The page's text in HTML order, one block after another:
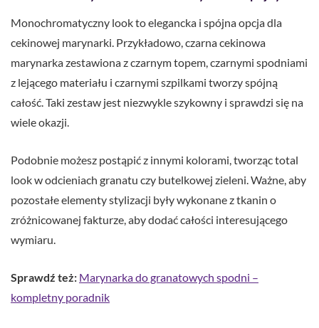
Monochromatyczny look to elegancka i spójna opcja dla
cekinowej marynarki. Przykładowo, czarna cekinowa
marynarka zestawiona z czarnym topem, czarnymi spodniami
z lejącego materiału i czarnymi szpilkami tworzy spójną
całość. Taki zestaw jest niezwykle szykowny i sprawdzi się na
wiele okazji.
Podobnie możesz postąpić z innymi kolorami, tworząc total
look w odcieniach granatu czy butelkowej zieleni. Ważne, aby
pozostałe elementy stylizacji były wykonane z tkanin o
zróżnicowanej fakturze, aby dodać całości interesującego
wymiaru.
Sprawdź też: Marynarka do granatowych spodni –
kompletny poradnik